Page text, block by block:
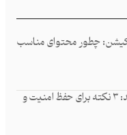
چطور محتوای مناسب
استوری تلگرام برای کاربران ایرانی فعال شد: ۳ نکته برای حفظ امنیت و